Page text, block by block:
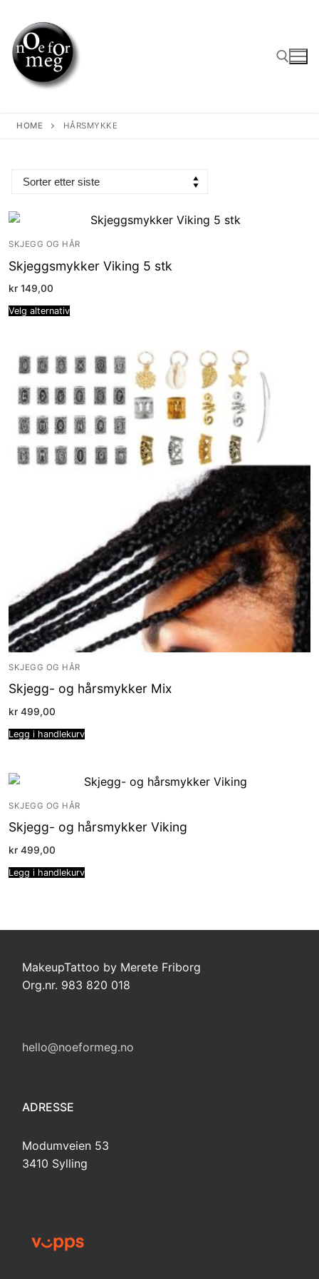
content
HOME HÅRSMYKKE
SKJEGG OG HÅR
Skjeggsmykker Viking 5 stk
kr 149,00
Velg alternativ
SKJEGG OG HÅR
Skjegg- og hårsmykker Mix
kr 499,00
Legg i handlekurv
SKJEGG OG HÅR
Skjegg- og hårsmykker Viking
kr 499,00
Legg i handlekurv
MakeupTattoo by Merete Friborg
Org.nr. 983 820 018
hello@noeformeg.no
ADRESSE
Modumveien 53
3410 Sylling